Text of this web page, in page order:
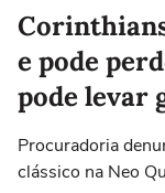
Selecione o time
e pode
pode levar
Procuradoria
clássico na Neo